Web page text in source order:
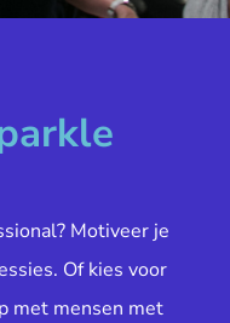
Motiveer je
Of kies voor
met mensen met